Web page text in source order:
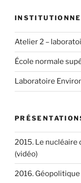
Atelier 2 –
École normale
Laboratoire
2015. Le
(vidéo)
2016.